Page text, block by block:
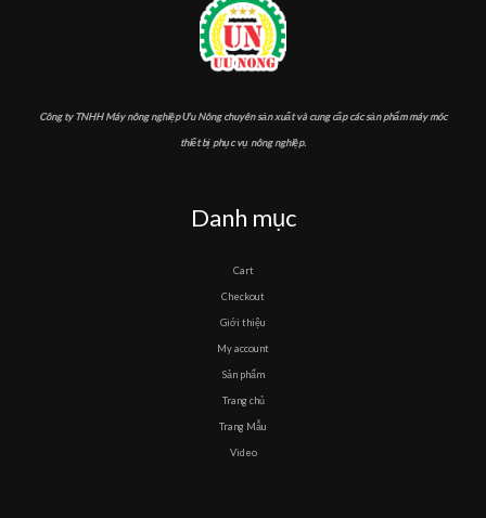
Công ty TNHH Máy nông nghiệp Ưu Nông chuyên sản xuất và cung cấp các sản phẩm máy móc
thiết bị phục vụ nông nghiệp.
Danh mục
Cart
Checkout
Giới thiệu
My account
Sản phẩm
Trang chủ
Trang Mẫu
Video